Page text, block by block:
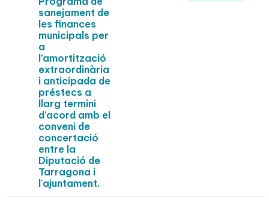
sanejament de
les finances
municipals per
a
l’amortització
extraordinària
i anticipada de
préstecs a
llarg termini
d’acord amb el
conveni de
concertació
entre la
Diputació de
Tarragona i
l'ajuntament.